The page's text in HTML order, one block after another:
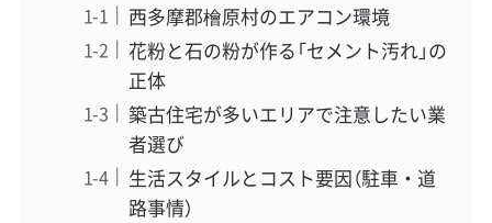
西多摩郡檜原村のエアコン環境
花粉と石の粉が作る「セメント汚れ」の
正体
築古住宅が多いエリアで注意したい業
者選び
生活スタイルとコスト要因（駐車・道
路事情）